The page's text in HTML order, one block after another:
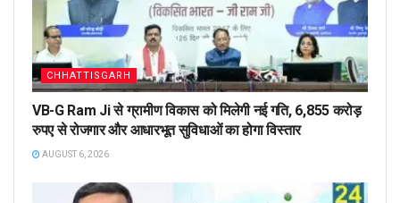
CHHATTISGARH
VB-G Ram Ji से ग्रामीण विकास को मिलेगी नई गति, 6,855 करोड़
रुपए से रोजगार और आधारभूत सुविधाओं का होगा विस्तार
AUGUST 6, 2026